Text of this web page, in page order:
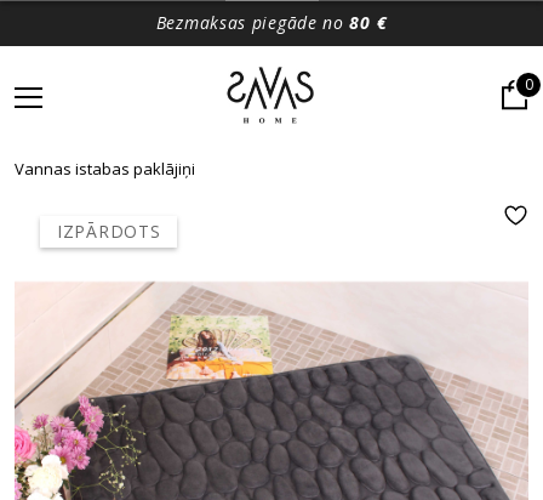
Bezmaksas piegāde no80 €
0
Vannas istabas paklājiņi
IZPĀRDOTS